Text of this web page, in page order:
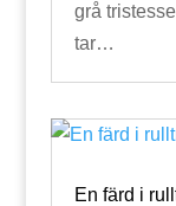
grå
tar…
En färd i